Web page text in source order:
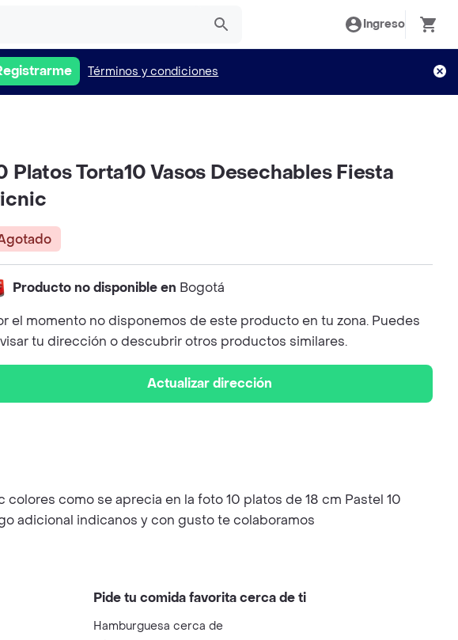
Ingreso
Términos y condiciones
Platos Torta10 Vasos Desechables Fiesta
Producto no disponible en Bogotá
el momento no disponemos de este producto en tu zona. Puedes
tu dirección o descubrir otros productos similares.
Actualizar dirección
como se aprecia en la foto 10 platos de 18 cm Pastel 10
adicional indicanos y con gusto te colaboramos
Pide tu comida favorita cerca de ti
Hamburguesa cerca de